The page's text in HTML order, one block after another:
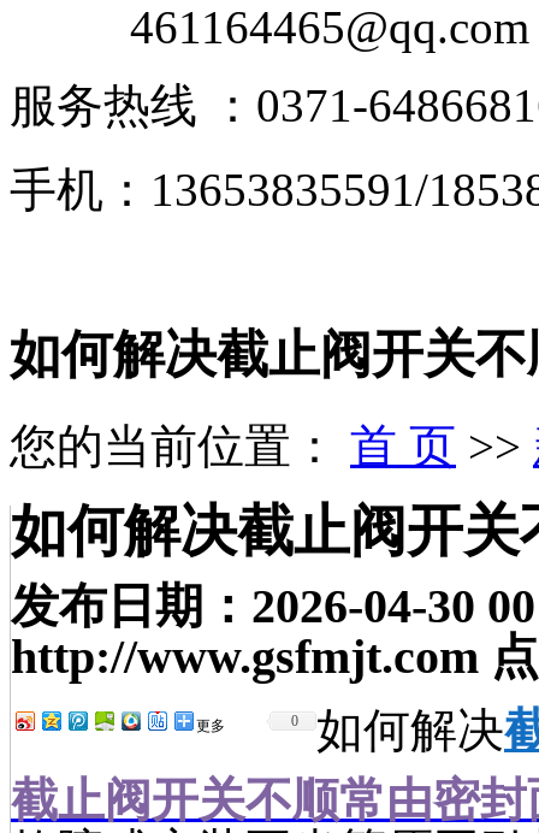
461164465@qq.com
服务热线 ：0371-
手机：13653835591/
如何解决截止阀开关
您的当前位置： 首 页 >>
如何解决截止阀开
发布日期： 2026-04-30
http://www.gsfmjt.com
更多 0 如何解决
截止阀开关不顺常由密